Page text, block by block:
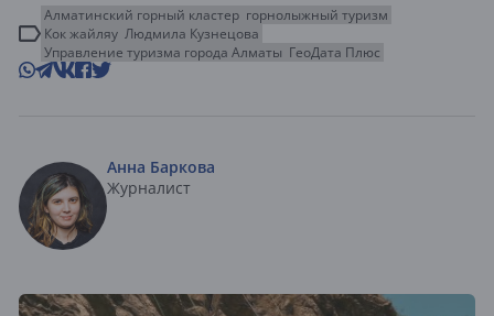
Алматинский горный кластер горнолыжный туризм
Кок жайляу Людмила Кузнецова
Управление туризма города Алматы ГеоДата Плюс
Анна Баркова
Журналист